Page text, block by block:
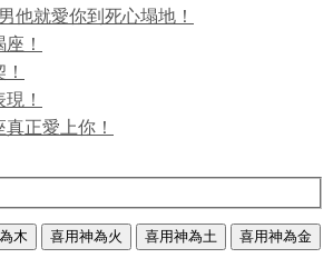
他就愛你到死心塌地！
！
！
正愛上你！
木 喜用神為火 喜用神為土 喜用神為金